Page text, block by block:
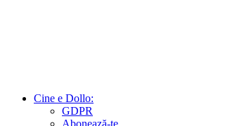
Cine e Dollo:
GDPR
Abonează-te